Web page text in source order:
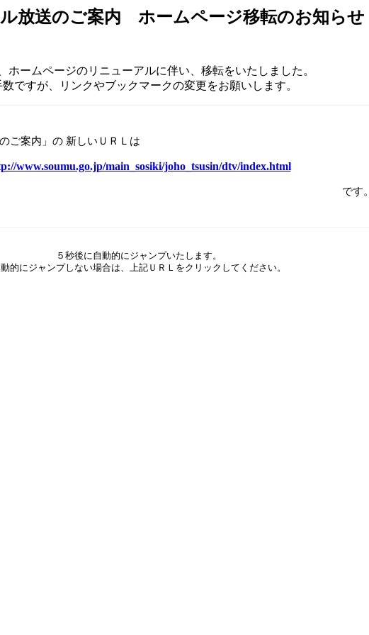
放送のご案内 ホームページ移転のお知らせ
ホームページのリニューアルに伴い、移転をいたしました。
数ですが、リンクやブックマークの変更をお願いします。
ご案内」の 新しいＵＲＬは
www.soumu.go.jp/main_sosiki/joho_tsusin/dtv/index.html
です。
５秒後に自動的にジャンプいたします。
的にジャンプしない場合は、上記ＵＲＬをクリックしてください。